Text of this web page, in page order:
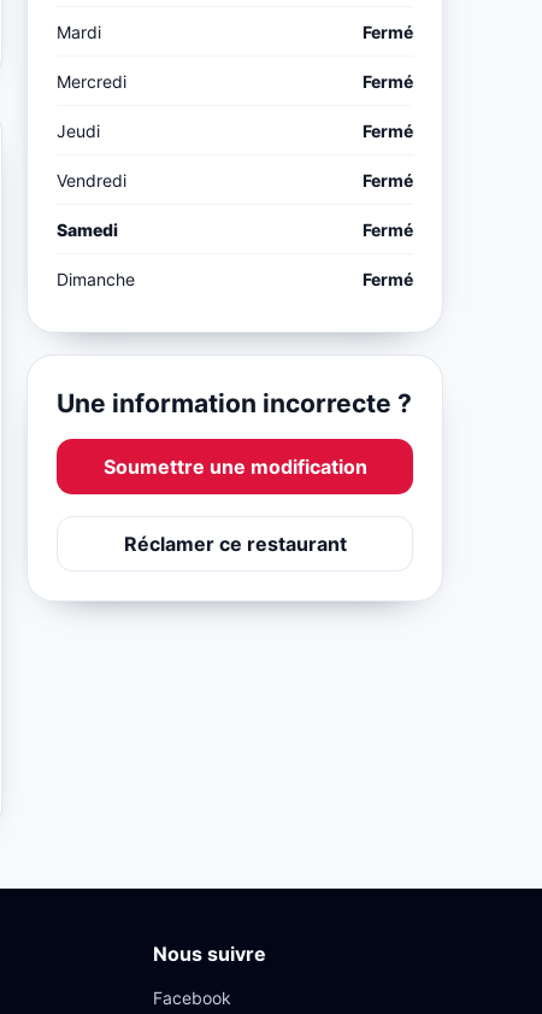
Mardi Fermé
Mercredi Fermé
Jeudi Fermé
Vendredi Fermé
Samedi Fermé
Dimanche Fermé
Une information incorrecte ?
Soumettre une modification
Réclamer ce restaurant
Nous suivre
Facebook